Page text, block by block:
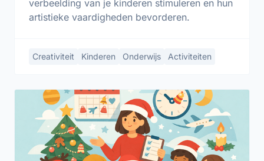
verbeelding van je kinderen stimuleren en hun
artistieke vaardigheden bevorderen.
Creativiteit Kinderen Onderwijs Activiteiten